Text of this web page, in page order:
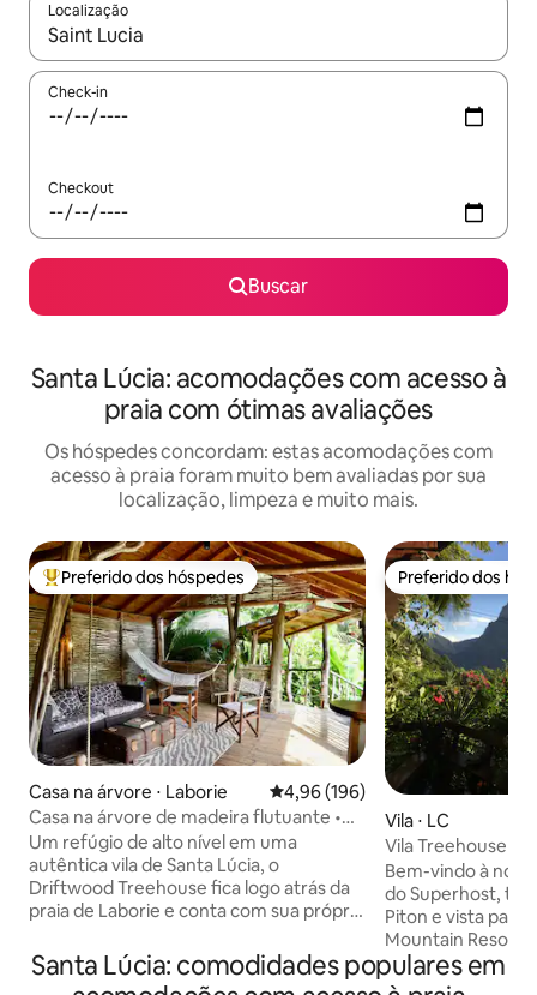
Localização
Quando os resultados estiverem disponíveis, explore-os
Check-in
Checkout
Buscar
Santa Lúcia: acomodações com acesso à
praia com ótimas avaliações
Os hóspedes concordam: estas acomodações com
acesso à praia foram muito bem avaliadas por sua
localização, limpeza e muito mais.
Entre os melhores preferidos dos hóspedes
Preferido dos hóspedes
Casa na árvore ⋅ Laborie 4,96 de uma avaliação média de
4,96 (196)
Casa na árvore de madeira flutuante •
Piscina privativa • Perto da praia
Um refúgio de alto nível em uma
autêntica vila de Santa Lúcia, o
Driftwood Treehouse fica logo atrás da
praia de Laborie e conta com sua própria
vida na ilha com facilidade. O Driftwood
é administrado por Nick e Ben, que serão
Preferido dos
Preferido dos
Vila ⋅ LC
Vila Treehouse
mar e Pitons
Bem-vindo à
do Superhost,
Piton e vista para
Mountain Resort
Chastanet,
excelente
Santa Lúcia: comodidades populares em